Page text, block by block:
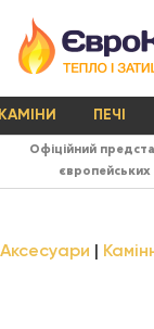
КАМІНИ ПЕЧІ
Офіційний
європейських
Аксесуари